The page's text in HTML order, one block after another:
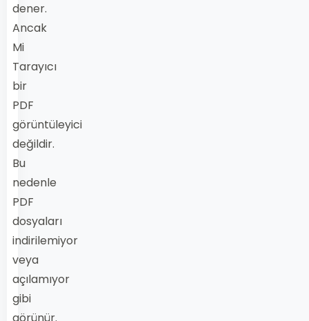
dener.
Ancak
Mi
Tarayıcı
bir
PDF
görüntüleyici
değildir.
Bu
nedenle
PDF
dosyaları
indirilemiyor
veya
açılamıyor
gibi